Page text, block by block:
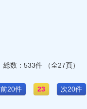
総数：533件 （全27頁）
前20件 23 次20件